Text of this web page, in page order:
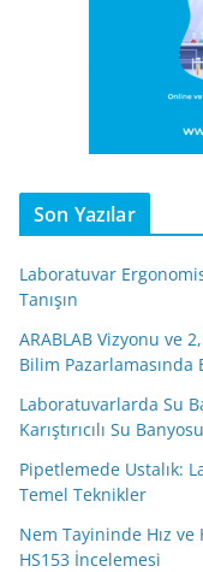
Son Yazılar
Laboratuvar
Tanışın
ARABLAB Vizyonu ve
Bilim Pazarlamasında
Laboratuvarlarda Su
Karıştırıcılı Su
Pipetlemede Ustalık:
Temel Teknikler
Nem Tayininde Hız
HS153 İncelemesi